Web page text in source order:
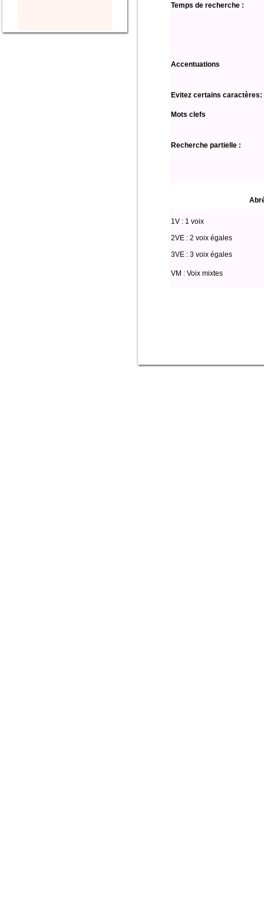
Temps de recherche :
Accentuations
Evitez certains caractères:
Mots clefs
Recherche partielle :
1V : 1 voix
2VE : 2 voix égales
3VE : 3 voix égales
VM : Voix mixtes